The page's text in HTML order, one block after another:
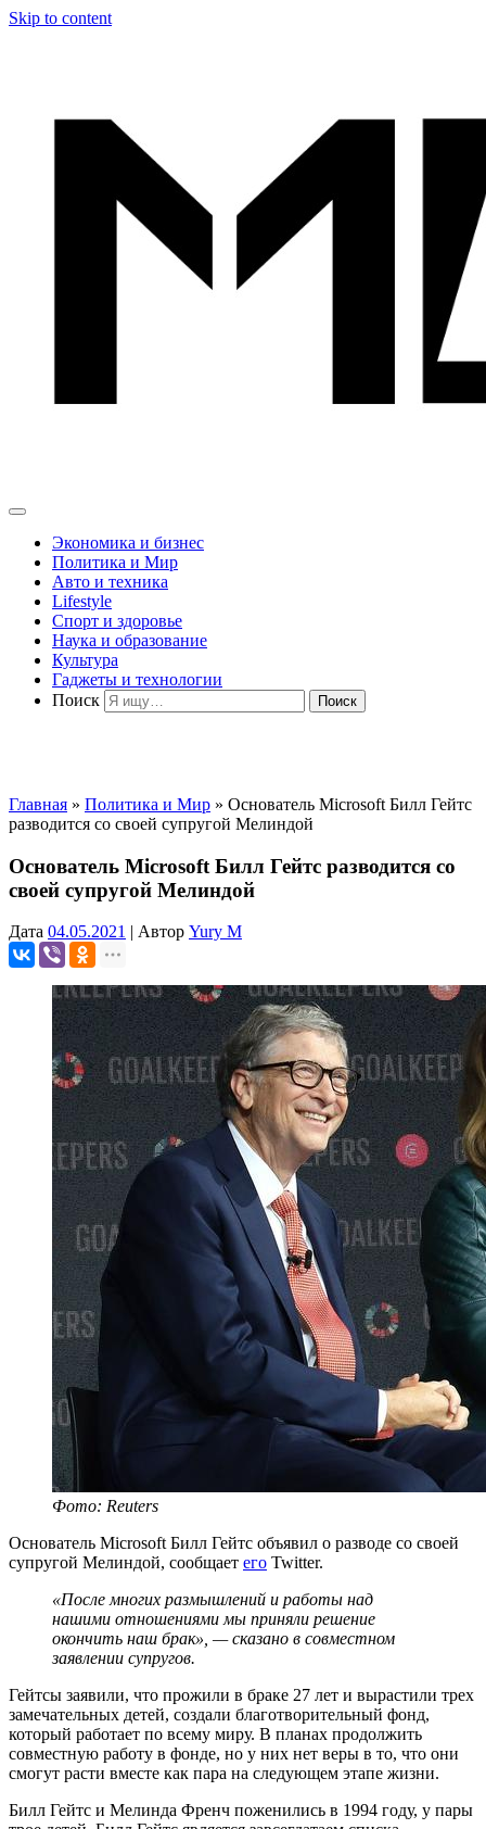
Skip to content
Экономика и бизнес
Политика и Мир
Авто и техника
Lifestyle
Спорт и здоровье
Наука и образование
Культура
Гаджеты и технологии
Поиск
Главная » Политика и Мир » Основатель Microsoft Билл Гейтс
разводится со своей супругой Мелиндой
Основатель Microsoft Билл Гейтс разводится со
своей супругой Мелиндой
Дата 04.05.2021 | Автор Yury M
Фото: Reuters
Основатель Microsoft Билл Гейтс объявил о разводе со своей
супругой Мелиндой, сообщает его Twitter.
«После многих размышлений и работы над
нашими отношениями мы приняли решение
окончить наш брак», — сказано в совместном
заявлении супругов.
Гейтсы заявили, что прожили в браке 27 лет и вырастили трех
замечательных детей, создали благотворительный фонд,
который работает по всему миру. В планах продолжить
совместную работу в фонде, но у них нет веры в то, что они
смогут расти вместе как пара на следующем этапе жизни.
Билл Гейтс и Мелинда Френч поженились в 1994 году, у пары